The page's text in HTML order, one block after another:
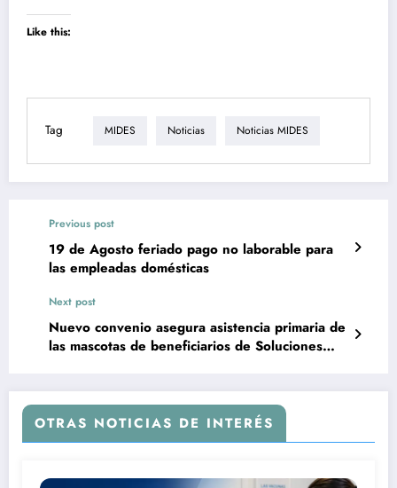
Like this:
Tag MIDES Noticias Noticias MIDES
Previous post
19 de Agosto feriado pago no laborable para
las empleadas domésticas
Next post
Nuevo convenio asegura asistencia primaria de
las mascotas de beneficiarios de Soluciones
OTRAS NOTICIAS DE INTERÉS